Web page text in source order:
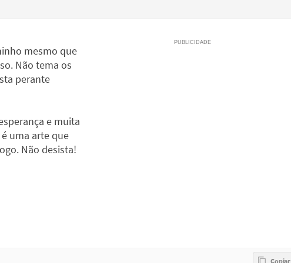
mesmo que
Não tema os
perante
e muita
uma arte que
Não desista!